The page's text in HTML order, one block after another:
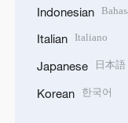
Indonesian
Italian Italiano
Japanese 日本語
Korean 한국어